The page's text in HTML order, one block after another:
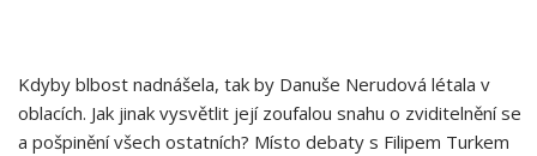
Kdyby blbost nadnášela, tak by Danuše Nerudová létala v
oblacích. Jak jinak vysvětlit její zoufalou snahu o zviditelnění se
a pošpinění všech ostatních? Místo debaty s Filipem Turkem